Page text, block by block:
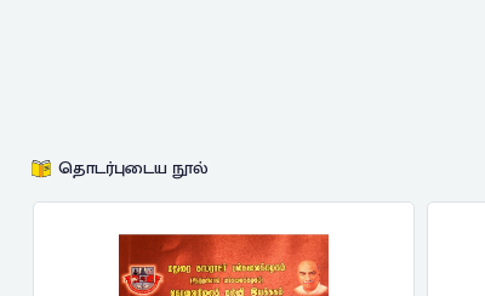
தொடர்புடைய நூல்